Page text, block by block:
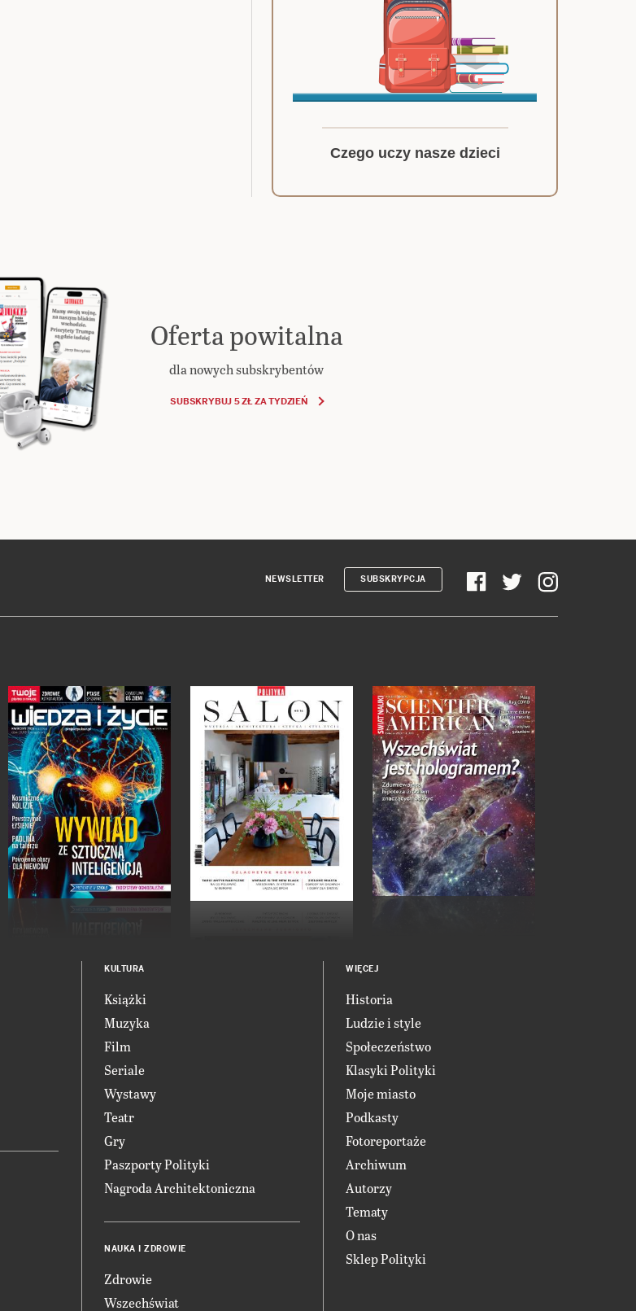
Czego uczy nasze dzieci
Oferta powitalna
dla nowych subskrybentów
SUBSKRYBUJ 5 ZŁ ZA TYDZIEŃ
NEWSLETTER SUBSKRYPCJA
KULTURA
Książki
Muzyka
Film
Seriale
Wystawy
Teatr
Gry
Paszporty Polityki
Nagroda Architektoniczna
NAUKA I ZDROWIE
Zdrowie
Wszechświat
WIĘCEJ
Historia
Ludzie i style
Społeczeństwo
Klasyki Polityki
Moje miasto
Podkasty
Fotoreportaże
Archiwum
Autorzy
Tematy
O nas
Sklep Polityki